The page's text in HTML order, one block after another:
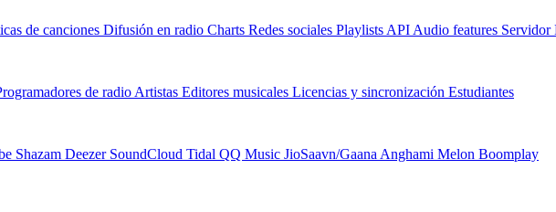
de canciones Difusión en radio Charts Redes sociales Playlists API Audio features Servidor
de radio Artistas Editores musicales Licencias y sincronización Estudiantes
Shazam Deezer SoundCloud Tidal QQ Music JioSaavn/Gaana Anghami Melon Boomplay